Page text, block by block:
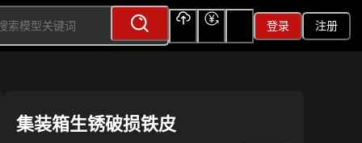
登录 注册
集装箱生锈破损铁皮